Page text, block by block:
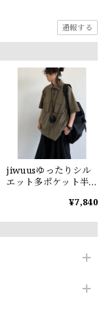
通報する
jiwuusゆったりシル
エット多ポケット半
¥7,840